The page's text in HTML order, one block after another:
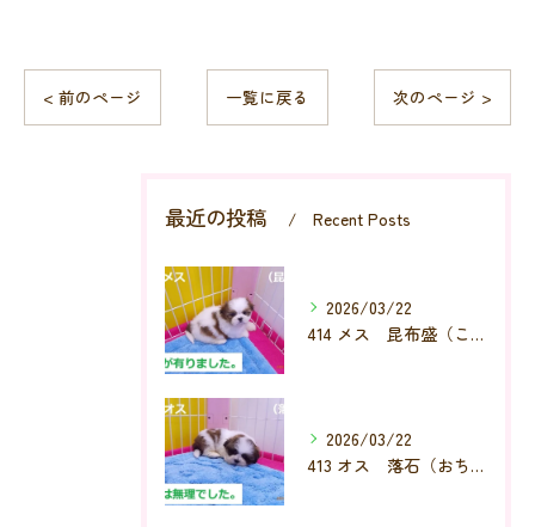
< 前のページ 一覧に戻る 次のページ >
最近の投稿 Recent Posts
2026/03/22
414 メス 昆布盛（こんぶもり）
2026/03/22
413 オス 落石（おちいし）